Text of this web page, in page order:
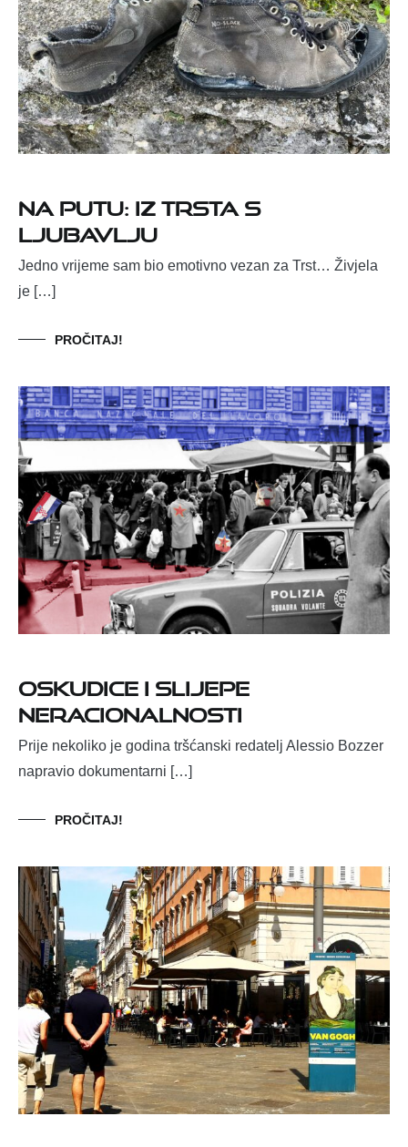
NA PUTU: IZ TRSTA S
LJUBAVLJU
Jedno vrijeme sam bio emotivno vezan za Trst… Živjela
je […]
PROČITAJ!
Oskudice i slijepe
neracionalnosti
Prije nekoliko je godina tršćanski redatelj Alessio Bozzer
napravio dokumentarni […]
PROČITAJ!